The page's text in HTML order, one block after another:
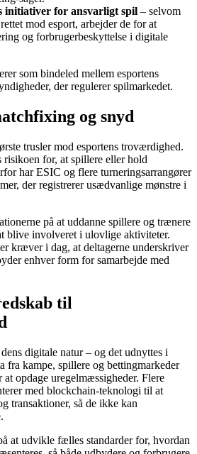
initiativer for ansvarligt spil – selvom
mod esport, arbejder de for at
og forbrugerbeskyttelse i digitale
som bindeled mellem esportens
der regulerer spilmarkedet.
og snyd
trusler mod esportens troværdighed.
risikoen for, at spillere eller hold
har ESIC og flere turneringsarrangører
der registrerer usædvanlige mønstre i
på at uddanne spillere og trænere
blive involveret i ulovlige aktiviteter.
kræver i dag, at deltagerne underskriver
enhver form for samarbejde med
til
digitale natur – og det udnyttes i
fra kampe, spillere og bettingmarkeder
opdage uregelmæssigheder. Flere
med blockchain-teknologi til at
transaktioner, så de ikke kan
at udvikle fælles standarder for, hvordan